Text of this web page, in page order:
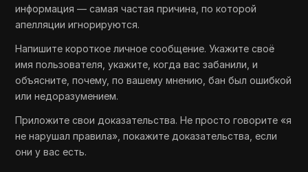
информация — самая частая причина, по которой
апелляции игнорируются.
Напишите короткое личное сообщение. Укажите своё
имя пользователя, укажите, когда вас забанили, и
объясните, почему, по вашему мнению, бан был ошибкой
или недоразумением.
Приложите свои доказательства. Не просто говорите «я
не нарушал правила», покажите доказательства, если
они у вас есть.